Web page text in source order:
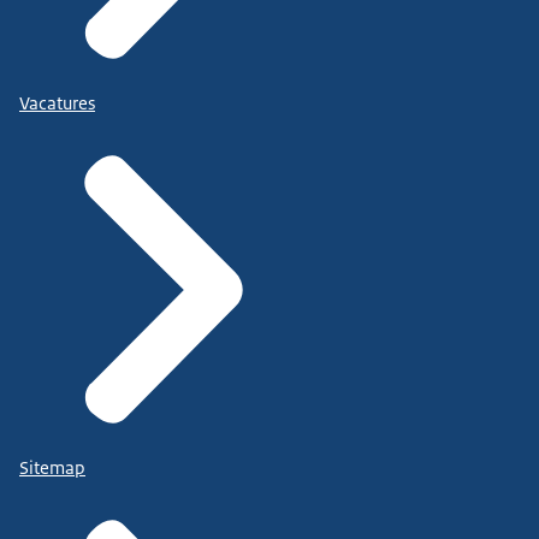
Vacatures
Sitemap